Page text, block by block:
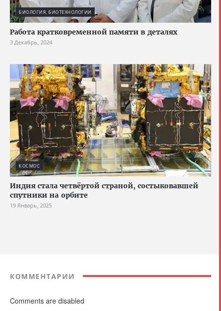
БИОЛОГИЯ, БИОТЕХНОЛОГИИ
Работа кратковременной памяти в деталях
3 Декабрь, 2024
КОСМОС
Индия стала четвёртой страной, состыковавшей
спутники на орбите
19 Январь, 2025
КОММЕНТАРИИ
Comments are disabled